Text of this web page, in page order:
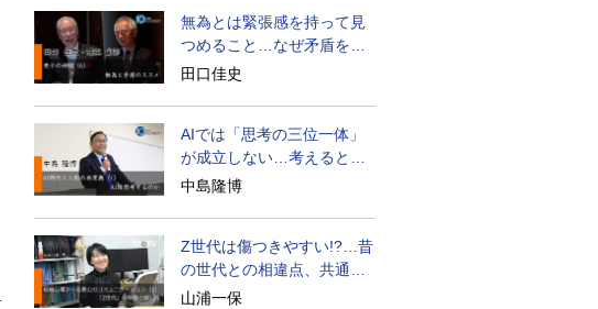
無為とは緊張感を持って見
つめること…なぜ矛盾を大
歓迎すべきか
田口佳史
AIでは「思考の三位一体」
が成立しない…考えると
は？
中島隆博
Z世代は傷つきやすい!?…昔
の世代との相違点、共通点
とは
山浦一保